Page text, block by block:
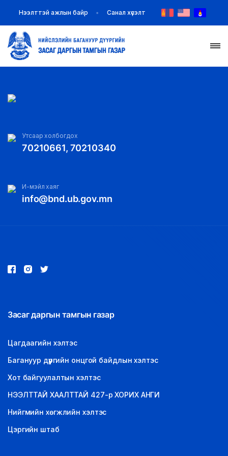
БАЙГУУЛЛАГУУД
ИЛ ТОД БАЙДАЛ
Нээлттэй ажлын байр Санал хүсэлт
Утсаар холбогдох
70210661, 70210340
И-мэйл хаяг
info@bnd.ub.gov.mn
Засаг даргын тамгын газар
Цагдаагийн хэлтэс
Багануур дүүргийн онцгой байдлын хэлтэс
Хот байгуулалтын хэлтэс
НЭЭЛТТАЙ ХААЛТТАЙ 427-р ХОРИХ АНГИ
Нийгмийн хөгжлийн хэлтэс
Цэргийн штаб